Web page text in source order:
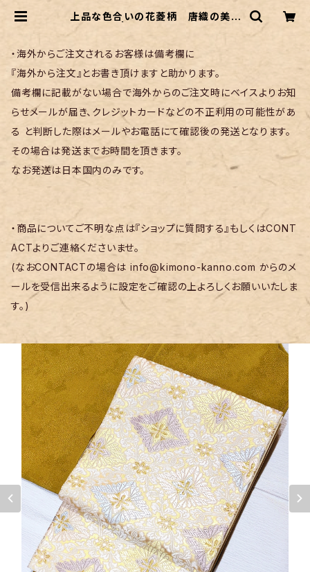
上品な色合いの花菱柄 唐織の美し
・海外からご注文されるお客様は備考欄に
『海外から注文』とお書き頂けますと助かります。
備考欄に記載がない場合で海外からのご注文時にベイスよりお知
らせメールが届き、クレジットカードなどの不正利用の可能性があ
る と判断した際はメールやお電話にて確認後の発送となります。
その場合は発送までお時間を頂きます。
なお発送は日本国内のみです。
・商品についてご不明な点は『ショップに質問する』もしくはCONT
ACTよりご連絡くださいませ。
(なおCONTACTの場合はinfo@kimono-kanno.com からのメ
ールを受信出来るように設定をご確認の上よろしくお願いいたしま
す。)